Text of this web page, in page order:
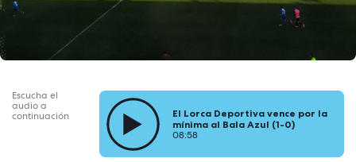
Escucha el
audio a
continuación
El Lorca Deportiva vence por la
mínima al Bala Azul (1-0)
08:58